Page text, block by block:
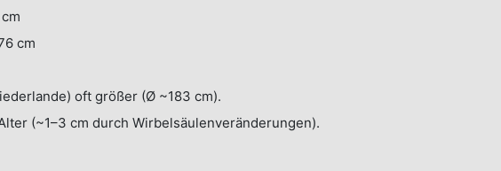
cm
oft größer (Ø ~183 cm).
(~1–3 cm durch Wirbelsäulenveränderungen).